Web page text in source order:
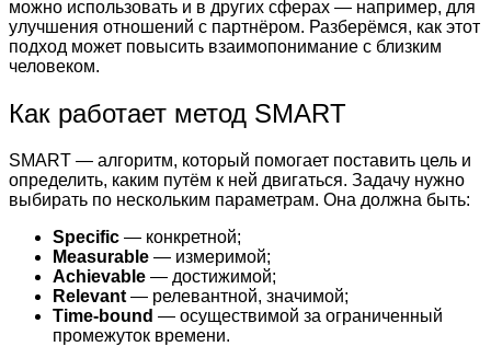
можно использовать и в других сферах — например, для
улучшения отношений с партнёром. Разберёмся, как этот
подход может повысить взаимопонимание с близким
человеком.
Как работает метод SMART
SMART — алгоритм, который помогает поставить цель и
определить, каким путём к ней двигаться. Задачу нужно
выбирать по нескольким параметрам. Она должна быть:
Specific — конкретной;
Measurable — измеримой;
Achievable — достижимой;
Relevant — релевантной, значимой;
Time-bound — осуществимой за ограниченный
промежуток времени.